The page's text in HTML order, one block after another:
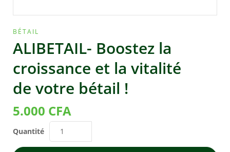
BÉTAIL
ALIBETAIL- Boostez la
croissance et la vitalité
de votre bétail !
5.000 CFA
Quantité